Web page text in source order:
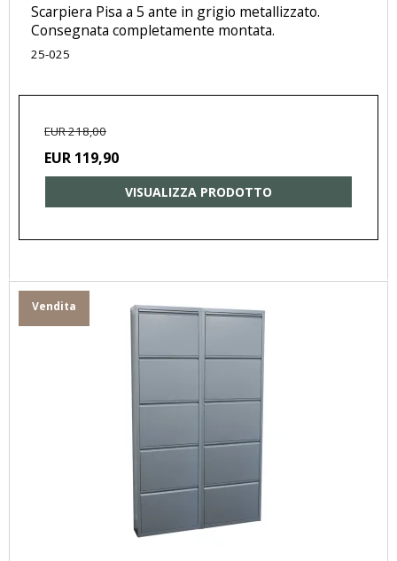
Scarpiera Pisa a 5 ante in grigio metallizzato.
Consegnata completamente montata.
25-025
EUR 218,00
EUR 119,90
VISUALIZZA PRODOTTO
Vendita